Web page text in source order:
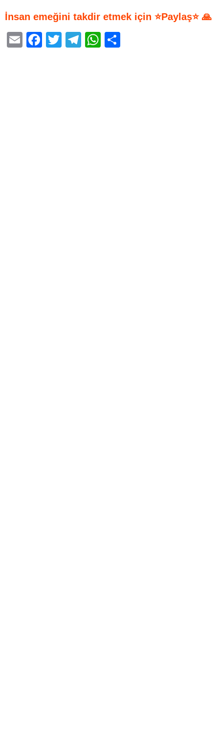
İnsan emeğini takdir etmek için ⭐Paylaş⭐ 🙏
E
F
T
T
W